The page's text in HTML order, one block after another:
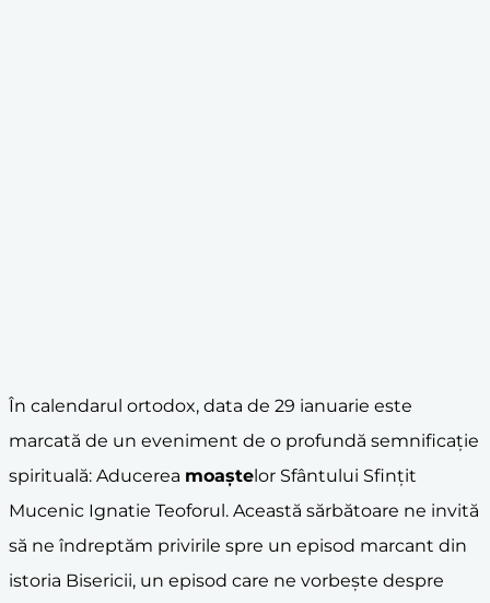
În calendarul ortodox, data de 29 ianuarie este
marcată de un eveniment de o profundă semnificație
spirituală: Aducerea moaștelor Sfântului Sfințit
Mucenic Ignatie Teoforul. Această sărbătoare ne invită
să ne îndreptăm privirile spre un episod marcant din
istoria Bisericii, un episod care ne vorbește despre